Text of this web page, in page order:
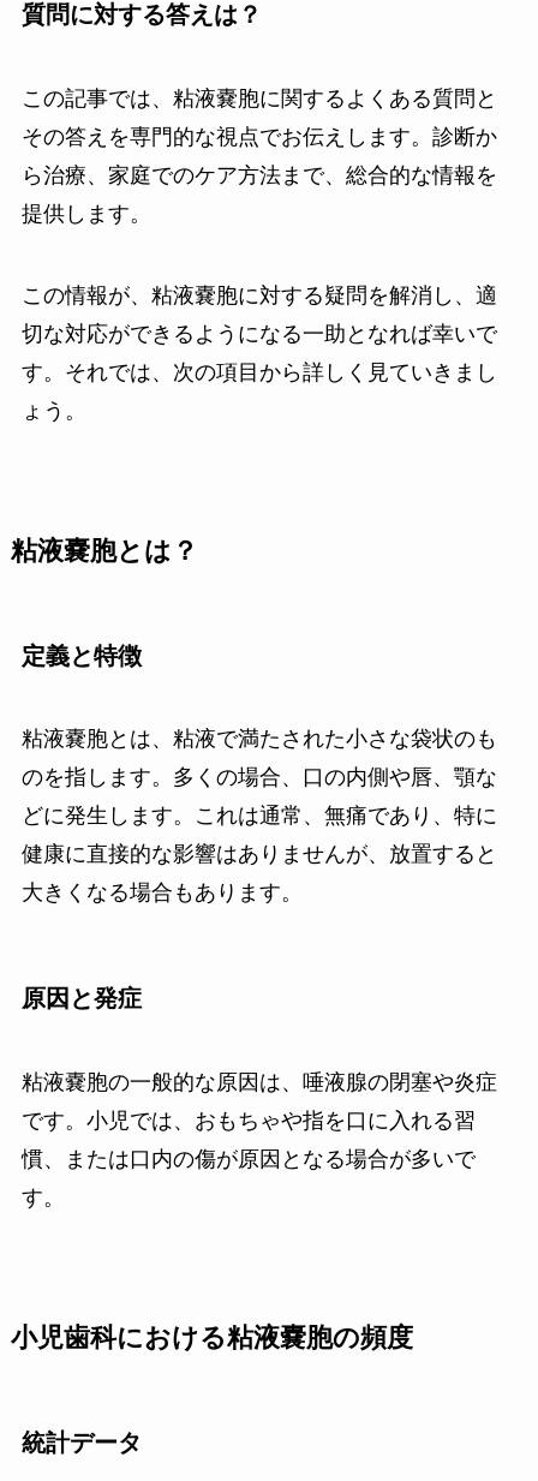
質問に対する答えは？
この記事では、粘液嚢胞に関するよくある質問と
その答えを専門的な視点でお伝えします。診断か
ら治療、家庭でのケア方法まで、総合的な情報を
提供します。
この情報が、粘液嚢胞に対する疑問を解消し、適
切な対応ができるようになる一助となれば幸いで
す。それでは、次の項目から詳しく見ていきまし
ょう。
粘液嚢胞とは？
定義と特徴
粘液嚢胞とは、粘液で満たされた小さな袋状のも
のを指します。多くの場合、口の内側や唇、顎な
どに発生します。これは通常、無痛であり、特に
健康に直接的な影響はありませんが、放置すると
大きくなる場合もあります。
原因と発症
粘液嚢胞の一般的な原因は、唾液腺の閉塞や炎症
です。小児では、おもちゃや指を口に入れる習
慣、または口内の傷が原因となる場合が多いで
す。
小児歯科における粘液嚢胞の頻度
統計データ